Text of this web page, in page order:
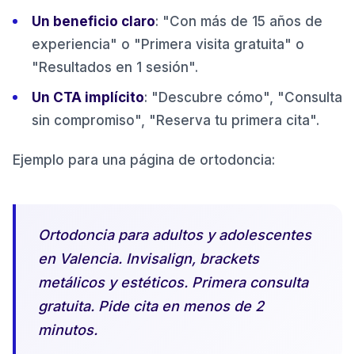
Un beneficio claro: "Con más de 15 años de
experiencia" o "Primera visita gratuita" o
"Resultados en 1 sesión".
Un CTA implícito: "Descubre cómo", "Consulta
sin compromiso", "Reserva tu primera cita".
Ejemplo para una página de ortodoncia:
Ortodoncia para adultos y adolescentes
en Valencia. Invisalign, brackets
metálicos y estéticos. Primera consulta
gratuita. Pide cita en menos de 2
minutos.